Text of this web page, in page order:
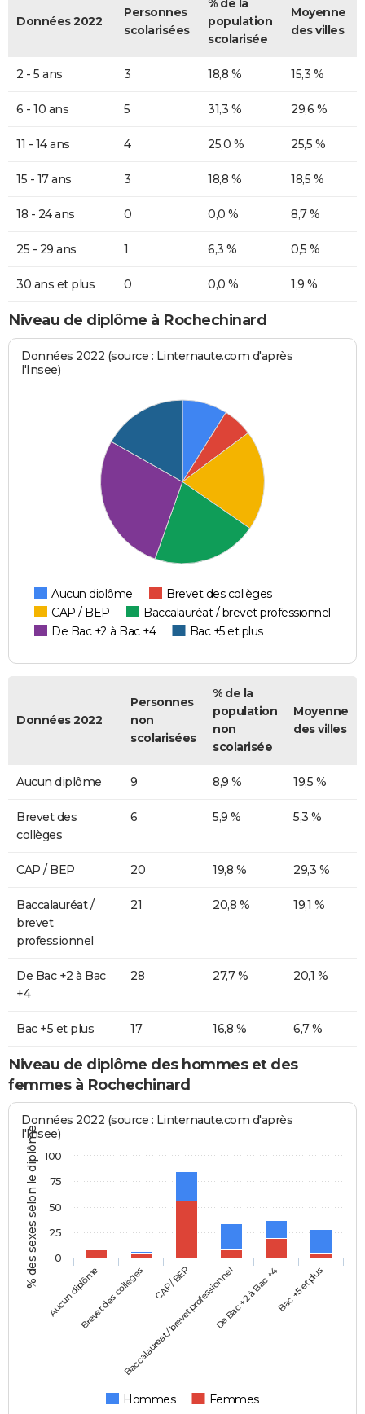
Données 2022
Personnes
scolarisées
% de la
population
scolarisée
Moyenne
des villes
2 - 5 ans 3 18,8 % 15,3 %
6 - 10 ans 5 31,3 % 29,6 %
11 - 14 ans 4 25,0 % 25,5 %
15 - 17 ans 3 18,8 % 18,5 %
18 - 24 ans 0 0,0 % 8,7 %
25 - 29 ans 1 6,3 % 0,5 %
30 ans et plus 0 0,0 % 1,9 %
Niveau de diplôme à Rochechinard
Données 2022 (source : Linternaute.com d'après
l'Insee)
Aucun diplôme
Brevet des collèges
CAP / BEP
Baccalauréat / brevet professionnel
De Bac +2 à Bac +4
Bac +5 et plus
Données 2022
Personnes
non
scolarisées
% de la
population
non
scolarisée
Moyenne
des villes
Aucun diplôme 9 8,9 % 19,5 %
Brevet des
collèges
6 5,9 % 5,3 %
CAP / BEP 20 19,8 % 29,3 %
Baccalauréat /
brevet
professionnel
21 20,8 % 19,1 %
De Bac +2 à Bac
+4
28 27,7 % 20,1 %
Bac +5 et plus 17 16,8 % 6,7 %
Niveau de diplôme des hommes et des
femmes à Rochechinard
% des sexes selon le diplôme
Données 2022 (source : Linternaute.com d'après
l'Insee)
Hommes Femmes
Aucun diplômeBrevet des collèges CAP / BEP
Baccalauréat / brevet professionnelDe Bac +2 à Bac +4Bac +5 et plus
0
25
50
75
100